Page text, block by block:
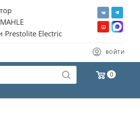
Prestolite Electric
ВОЙТИ
0